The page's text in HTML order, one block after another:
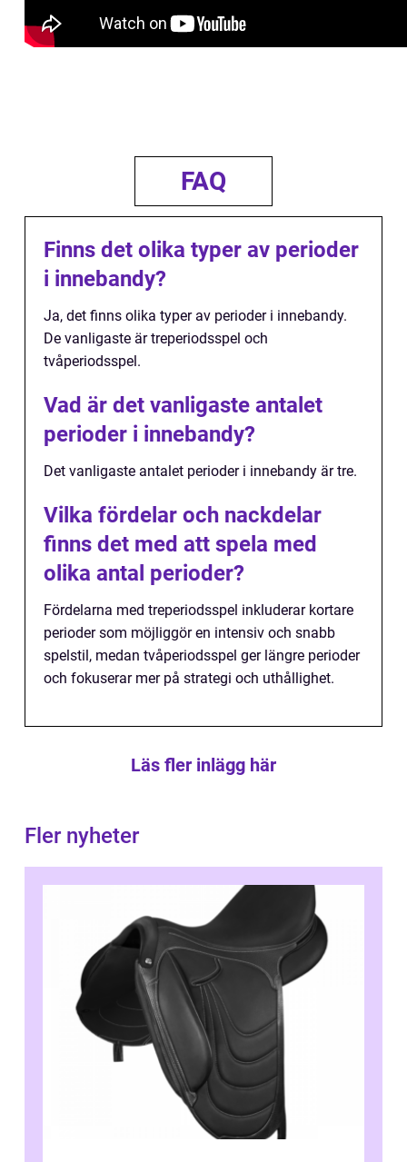
FAQ
Finns det olika typer av perioder
i innebandy?
Ja, det finns olika typer av perioder i innebandy.
De vanligaste är treperiodsspel och
tvåperiodsspel.
Vad är det vanligaste antalet
perioder i innebandy?
Det vanligaste antalet perioder i innebandy är tre.
Vilka fördelar och nackdelar
finns det med att spela med
olika antal perioder?
Fördelarna med treperiodsspel inkluderar kortare
perioder som möjliggör en intensiv och snabb
spelstil, medan tvåperiodsspel ger längre perioder
och fokuserar mer på strategi och uthållighet.
Läs fler inlägg här
Fler nyheter